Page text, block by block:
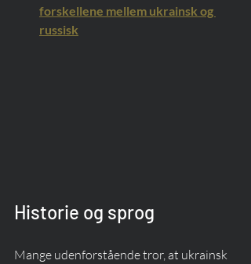
forskellene mellem ukrainsk og
russisk
Historie og sprog
Mange udenforstående tror, at ukrainsk